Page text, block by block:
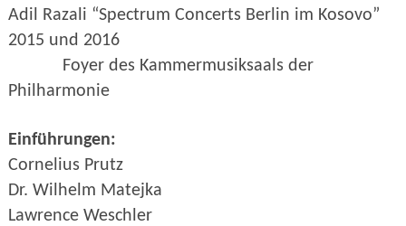
Adil Razali “Spectrum Concerts Berlin im Kosovo”
2015 und 2016
Foyer des Kammermusiksaals der
Philharmonie
Einführungen:
Cornelius Prutz
Dr. Wilhelm Matejka
Lawrence Weschler